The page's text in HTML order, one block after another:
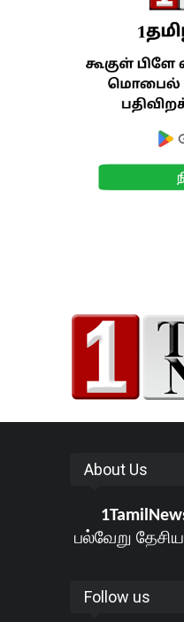
About Us
பல்வேறு தேசிய
Follow us